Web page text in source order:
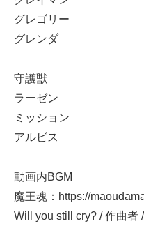
グレゴリー
グレンダ
守護獣
ラーゼン
ミッション
アルビス
動画内BGM
魔王魂：https://
Will you still cry? / 作曲者